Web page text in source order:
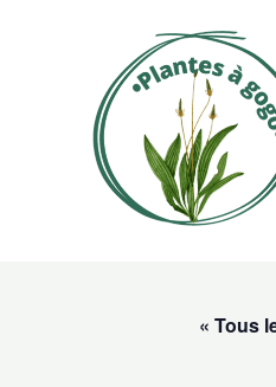
« Tous